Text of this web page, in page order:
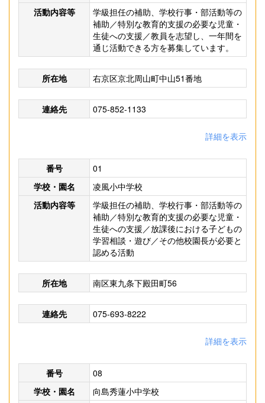
活動内容等
学級担任の補助、学校行事・部活動等の
補助／特別な教育的支援の必要な児童・
生徒への支援／教員を志望し、一年間を
通じ活動できる方を募集しています。
所在地 右京区京北周山町中山51番地
連絡先 075-852-1133
詳細を表示
番号
01
学校・園名
凌風小中学校
活動内容等
学級担任の補助、学校行事・部活動等の
補助／特別な教育的支援の必要な児童・
生徒への支援／放課後における子どもの
学習相談・遊び／その他校園長が必要と
認める活動
所在地 南区東九条下殿田町56
連絡先 075-693-8222
詳細を表示
番号
08
学校・園名
向島秀蓮小中学校